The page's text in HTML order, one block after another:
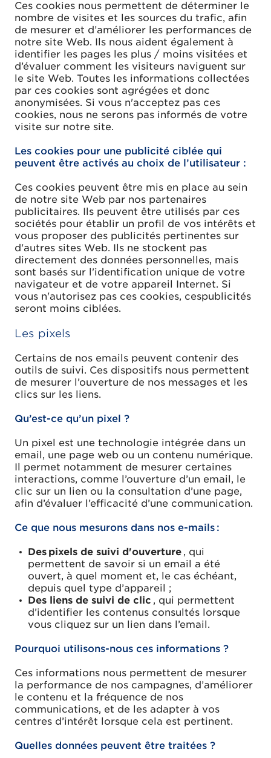
Ces cookies nous permettent de déterminer le
nombre de visites et les sources du trafic, afin
de mesurer et d’améliorer les performances de
notre site Web. Ils nous aident également à
identifier les pages les plus / moins visitées et
d’évaluer comment les visiteurs naviguent sur
le site Web. Toutes les informations collectées
par ces cookies sont agrégées et donc
anonymisées. Si vous n'acceptez pas ces
cookies, nous ne serons pas informés de votre
visite sur notre site.
Les cookies pour une publicité ciblée qui
peuvent être activés au choix de l’utilisateur :
Ces cookies peuvent être mis en place au sein
de notre site Web par nos partenaires
publicitaires. Ils peuvent être utilisés par ces
sociétés pour établir un profil de vos intérêts et
vous proposer des publicités pertinentes sur
d'autres sites Web. Ils ne stockent pas
directement des données personnelles, mais
sont basés sur l'identification unique de votre
navigateur et de votre appareil Internet. Si
vous n'autorisez pas ces cookies, cespublicités
seront moins ciblées.
Les pixels
Certains de nos emails peuvent contenir des
outils de suivi. Ces dispositifs nous permettent
de mesurer l’ouverture de nos messages et les
clics sur les liens.
Qu’est-ce qu’un pixel ?
Un pixel est une technologie intégrée dans un
email, une page web ou un contenu numérique.
Il permet notamment de mesurer certaines
interactions, comme l’ouverture d’un email, le
clic sur un lien ou la consultation d’une page,
afin d’évaluer l’efficacité d’une communication.
Ce que nous mesurons dans nos e-mails :
Des pixels de suivi d'ouverture , qui
permettent de savoir si un email a été
ouvert, à quel moment et, le cas échéant,
depuis quel type d’appareil ;
Des liens de suivi de clic , qui permettent
d’identifier les contenus consultés lorsque
vous cliquez sur un lien dans l’email.
Pourquoi utilisons-nous ces informations ?
Ces informations nous permettent de mesurer
la performance de nos campagnes, d’améliorer
le contenu et la fréquence de nos
communications, et de les adapter à vos
centres d’intérêt lorsque cela est pertinent.
Quelles données peuvent être traitées ?